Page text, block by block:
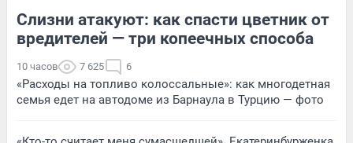
Слизни атакуют: как спасти цветник от
вредителей — три копеечных способа
10 часов 7 625 6
«Расходы на топливо колоссальные»: как многодетная
семья едет на автодоме из Барнаула в Турцию — фото